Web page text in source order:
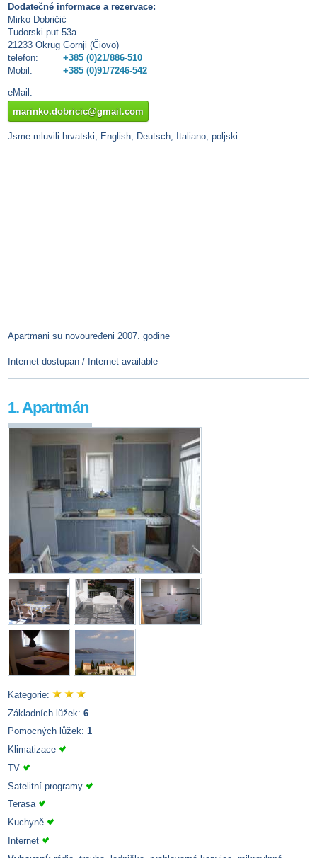
Dodatečné informace a rezervace:
Mirko Dobričić
Tudorski put 53a
21233 Okrug Gornji (Čiovo)
telefon:
+385 (0)21/886-510
Mobil:
+385 (0)91/7246-542
eMail:
marinko.dobricic@gmail.com
Jsme mluvili hrvatski, English, Deutsch, Italiano, poljski.
Apartmani su novouređeni 2007. godine
Internet dostupan / Internet available
1. Apartmán
Kategorie:
Základních lůžek: 6
Pomocných lůžek: 1
Klimatizace
TV
Satelitní programy
Terasa
Kuchyně
Internet